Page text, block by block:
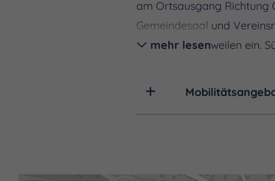
am Ortsausgang
Gemeindesaal und
laden zum Verweilen ein.
Für die Geselligkeit im
mehr lesen